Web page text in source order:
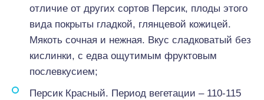
отличие от других сортов Персик, плоды этого
вида покрыты гладкой, глянцевой кожицей.
Мякоть сочная и нежная. Вкус сладковатый без
кислинки, с едва ощутимым фруктовым
послевкусием;
Персик Красный. Период вегетации – 110-115